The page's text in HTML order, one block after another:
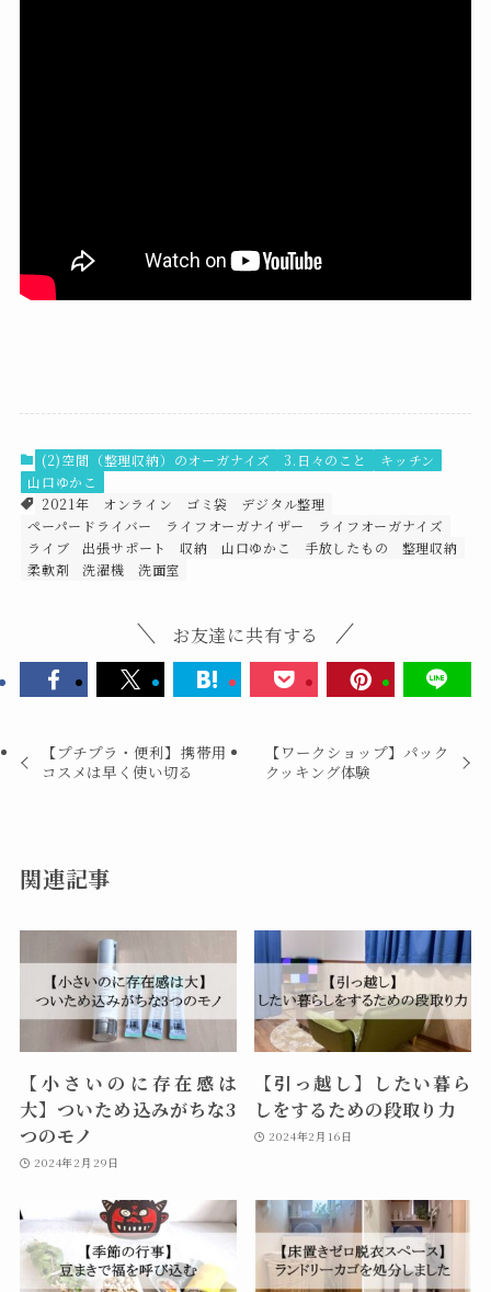
(2)空間（整理収納）のオーガナイズ 3.日々のこと
キッチン
山口ゆかこ
2021年
オンライン ゴミ袋
デジタル整理
ペーパードライバー
ライフオーガナイザー
ライフオーガナイズ
ライブ
出張サポート 収納 山口ゆかこ 手放したもの
整理収納
柔軟剤
洗濯機 洗面室
お友達に共有する
【プチプラ・便利】携帯用
コスメは早く使い切る
【ワークショップ】パック
クッキング体験
関連記事
【小さいのに存在感は
大】ついため込みがちな3
つのモノ
2024年2月29日
【引っ越し】したい暮ら
しをするための段取り力
2024年2月16日